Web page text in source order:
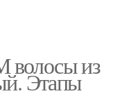
из
Этапы